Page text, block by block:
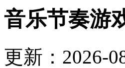
音乐节奏游
更新：2026-